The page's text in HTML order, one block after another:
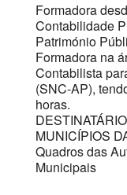
Formadora
Contabilidade
Património
Formadora na
Contabilista
(SNC-AP),
horas.
MUNICÍPIOS
Quadros das
Municipais